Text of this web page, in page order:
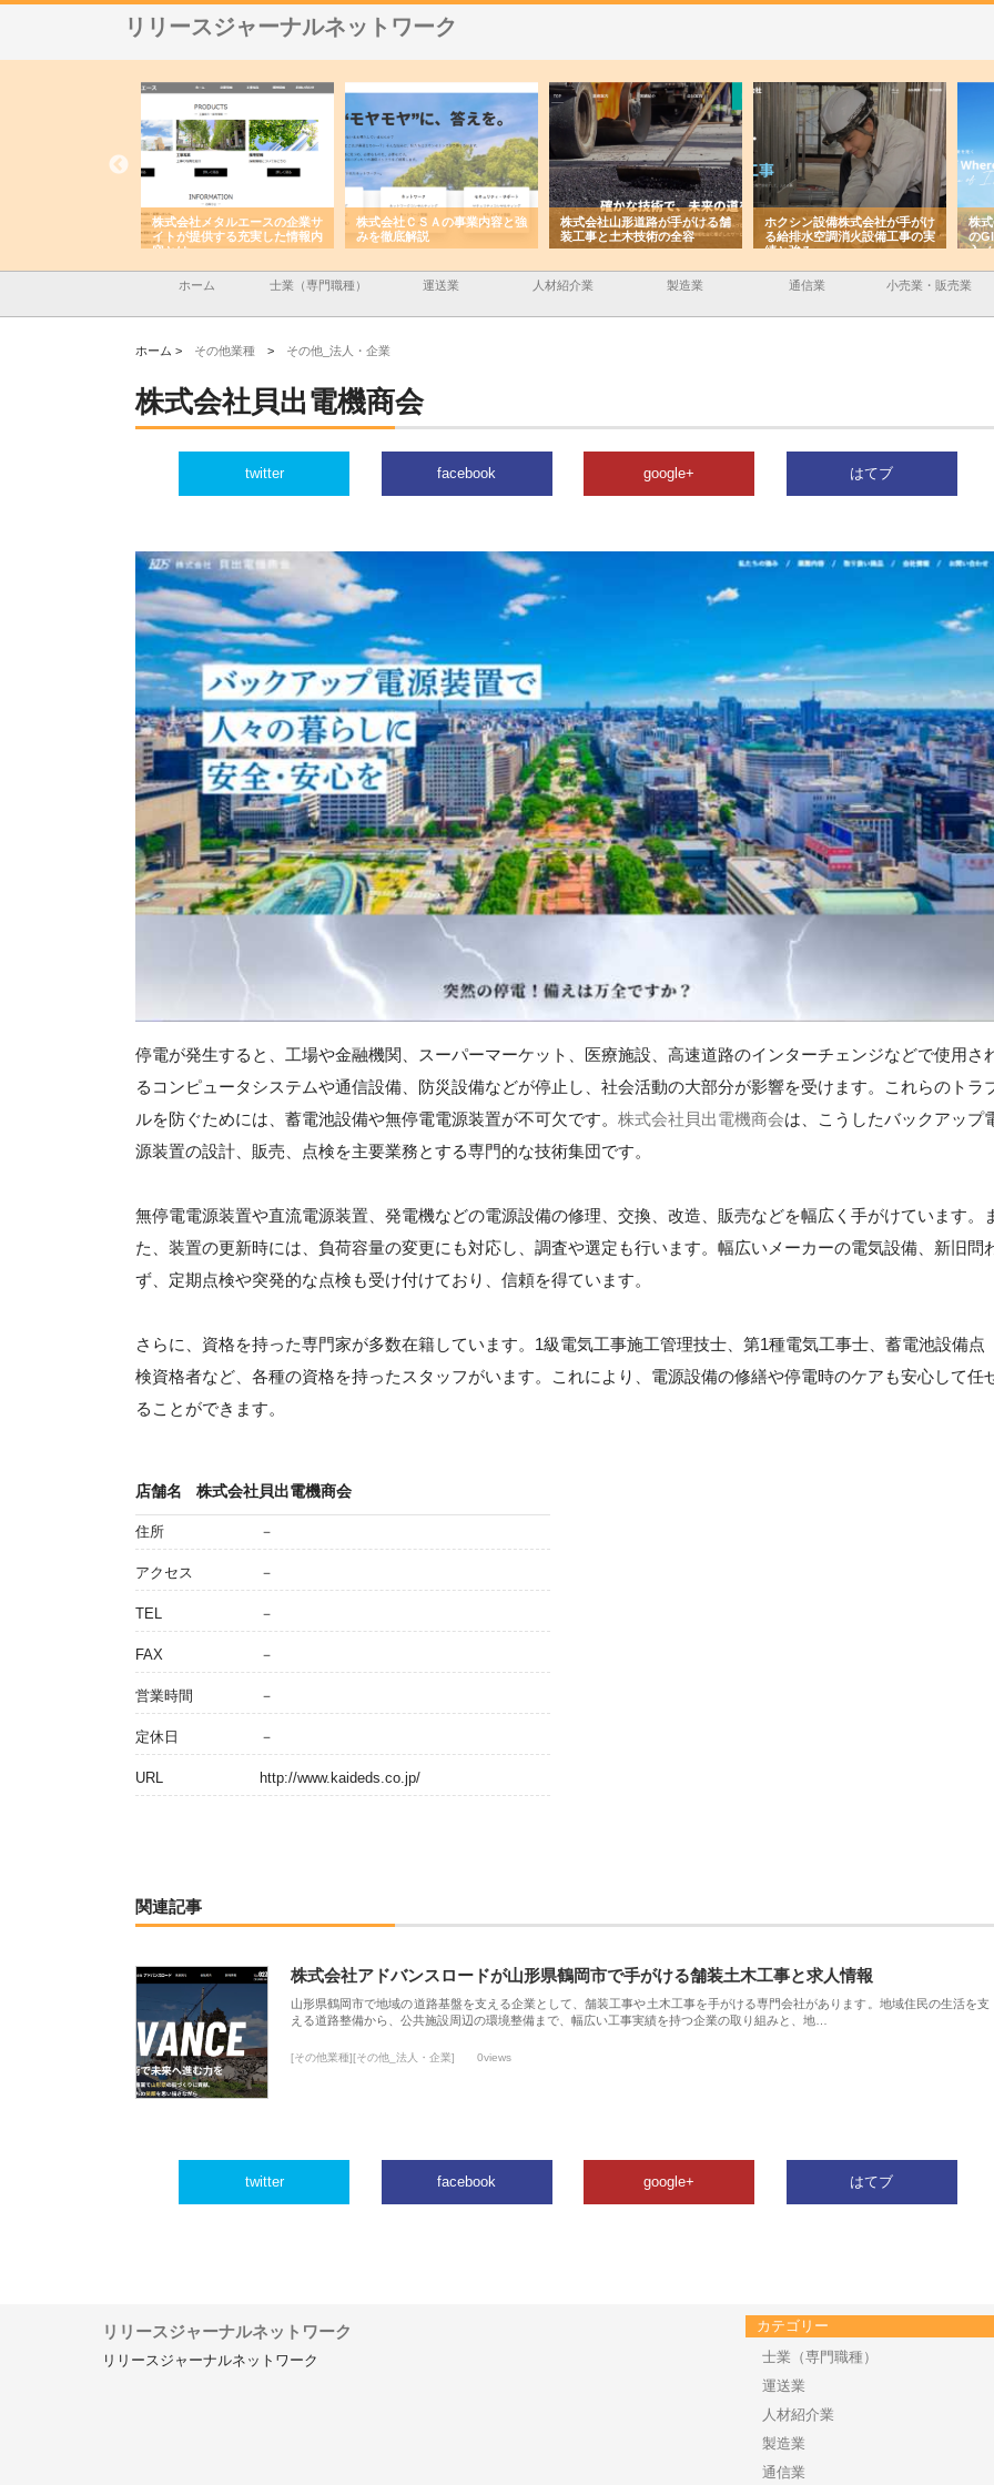
リリースジャーナルネットワーク
株式会社ＣＳＡの事業内容と強
みを徹底解説
株式会社山形道路が手がける舗
装工事と土木技術の全容
ホクシン設備株式会社が手がけ
る給排水空調消火設備工事の実
績と強み
株式会社東京シー・エム・シー
のGISインフラ管理システム導
入メリット
株
か
由
ホーム 士業（専門職種） 運送業 人材紹介業 製造業 通信業 小売業・販売業
ホーム > その他業種 > その他_法人・企業
株式会社貝出電機商会
twitter facebook google+ はてブ
停電が発生すると、工場や金融機関、スーパーマーケット、医療施設、高速道路のインターチェンジなどで使用さ
るコンピュータシステムや通信設備、防災設備などが停止し、社会活動の大部分が影響を受けます。これらのトラ
ルを防ぐためには、蓄電池設備や無停電電源装置が不可欠です。 株式会社貝出電機商会は、こうしたバックアップ
源装置の設計、販売、点検を主要業務とする専門的な技術集団です。
無停電電源装置や直流電源装置、発電機などの電源設備の修理、交換、改造、販売などを幅広く手がけています。
た、装置の更新時には、負荷容量の変更にも対応し、調査や選定も行います。幅広いメーカーの電気設備、新旧問
ず、定期点検や突発的な点検も受け付けており、信頼を得ています。
さらに、資格を持った専門家が多数在籍しています。1級電気工事施工管理技士、第1種電気工事士、蓄電池設備点
検資格者など、各種の資格を持ったスタッフがいます。これにより、電源設備の修繕や停電時のケアも安心して任
ることができます。
店舗名 株式会社貝出電機商会
住所 －
アクセス －
TEL －
FAX －
営業時間 －
定休日 －
URL http://www.kaideds.co.jp/
関連記事
株式会社アドバンスロードが山形県鶴岡市で手がける舗装土木工事と求人情報
山形県鶴岡市で地域の道路基盤を支える企業として、舗装工事や土木工事を手がける専門会社があります。地域住民の生活を支
える道路整備から、公共施設周辺の環境整備まで、幅広い工事実績を持つ企業の取り組みと、地…
[その他業種][その他_法人・企業] 0views
twitter facebook google+ はてブ
リリースジャーナルネットワーク
リリースジャーナルネットワーク
カテゴリー
士業（専門職種）
運送業
人材紹介業
製造業
通信業